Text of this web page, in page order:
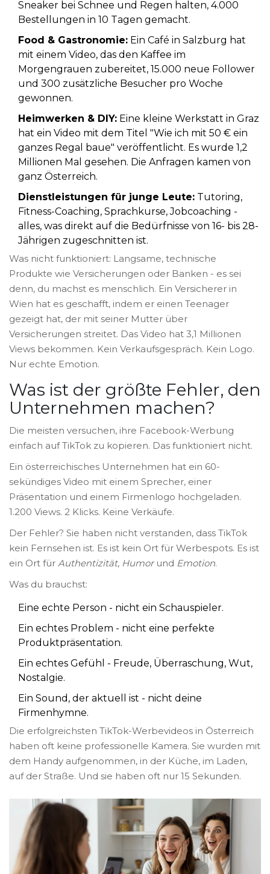
Sneaker bei Schnee und Regen halten, 4.000
Bestellungen in 10 Tagen gemacht.
Food & Gastronomie: Ein Café in Salzburg hat
mit einem Video, das den Kaffee im
Morgengrauen zubereitet, 15.000 neue Follower
und 300 zusätzliche Besucher pro Woche
gewonnen.
Heimwerken & DIY: Eine kleine Werkstatt in Graz
hat ein Video mit dem Titel "Wie ich mit 50 € ein
ganzes Regal baue" veröffentlicht. Es wurde 1,2
Millionen Mal gesehen. Die Anfragen kamen von
ganz Österreich.
Dienstleistungen für junge Leute: Tutoring,
Fitness-Coaching, Sprachkurse, Jobcoaching -
alles, was direkt auf die Bedürfnisse von 16- bis 28-
Jährigen zugeschnitten ist.
Was nicht funktioniert: Langsame, technische
Produkte wie Versicherungen oder Banken - es sei
denn, du machst es menschlich. Ein Versicherer in
Wien hat es geschafft, indem er einen Teenager
gezeigt hat, der mit seiner Mutter über
Versicherungen streitet. Das Video hat 3,1 Millionen
Views bekommen. Kein Verkaufsgespräch. Kein Logo.
Nur echte Emotion.
Was ist der größte Fehler, den
Unternehmen machen?
Die meisten versuchen, ihre Facebook-Werbung
einfach auf TikTok zu kopieren. Das funktioniert nicht.
Ein österreichisches Unternehmen hat ein 60-
sekündiges Video mit einem Sprecher, einer
Präsentation und einem Firmenlogo hochgeladen.
1.200 Views. 2 Klicks. Keine Verkäufe.
Der Fehler? Sie haben nicht verstanden, dass TikTok
kein Fernsehen ist. Es ist kein Ort für Werbespots. Es ist
ein Ort für Authentizität, Humorund Emotion.
Was du brauchst:
Eine echte Person - nicht ein Schauspieler.
Ein echtes Problem - nicht eine perfekte
Produktpräsentation.
Ein echtes Gefühl - Freude, Überraschung, Wut,
Nostalgie.
Ein Sound, der aktuell ist - nicht deine
Firmenhymne.
Die erfolgreichsten TikTok-Werbevideos in Österreich
haben oft keine professionelle Kamera. Sie wurden mit
dem Handy aufgenommen, in der Küche, im Laden,
auf der Straße. Und sie haben oft nur 15 Sekunden.